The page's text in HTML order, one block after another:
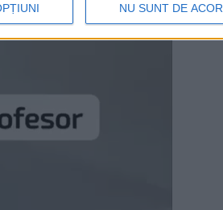
NU SUNT DE